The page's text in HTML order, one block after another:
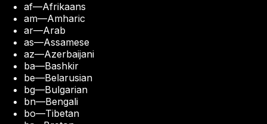
af—Afrikaans
am—Amharic
ar—Arab
as—Assamese
az—Azerbaijani
ba—Bashkir
be—Belarusian
bg—Bulgarian
bn—Bengali
bo—Tibetan